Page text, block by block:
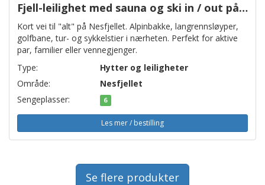
Fjell-leilighet med sauna og ski in / out på Nesfjellet (Fjellandsbyvegen 51C)
Kort vei til "alt" på Nesfjellet. Alpinbakke, langrennsløyper,
golfbane, tur- og sykkelstier i nærheten. Perfekt for aktive
par, familier eller vennegjenger.
Type:
Hytter og leiligheter
Område:
Nesfjellet
Sengeplasser:
6
Les mer / bestilling
Se flere produkter